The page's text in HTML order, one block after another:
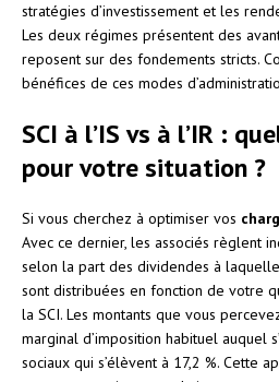
stratégies d’investissement et les
Les deux régimes présentent des
reposent sur des fondements stricts.
bénéfices de ces modes
SCI à l’IS vs à l’IR :
pour votre situation ?
Si vous cherchez à optimiser vos
Avec ce dernier, les associés règlent
selon la part des dividendes à
sont distribuées en fonction de votre
la SCI. Les montants que vous
marginal d’imposition habituel auquel
sociaux qui s’élèvent à 17,2 %. Cette